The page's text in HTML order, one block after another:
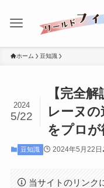
ホーム 豆知識
【完全
レーヌ
をプロが
2024
5/22
豆知識 2024年5月22日
当サイトのリンク